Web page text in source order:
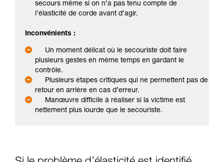
secours même si on n’a pas tenu compte de
l’élasticité de corde avant d’agir.
Inconvénients :
Un moment délicat où le secouriste doit faire
plusieurs gestes en même temps en gardant le
contrôle.
Plusieurs étapes critiques qui ne permettent pas de
retour en arrière en cas d’erreur.
Manœuvre difficile à réaliser si la victime est
nettement plus lourde que le secouriste.